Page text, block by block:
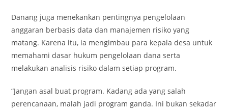
Danang juga menekankan pentingnya pengelolaan
anggaran berbasis data dan manajemen risiko yang
matang. Karena itu, ia mengimbau para kepala desa untuk
memahami dasar hukum pengelolaan dana serta
melakukan analisis risiko dalam setiap program.
“Jangan asal buat program. Kadang ada yang salah
perencanaan, malah jadi program ganda. Ini bukan sekadar